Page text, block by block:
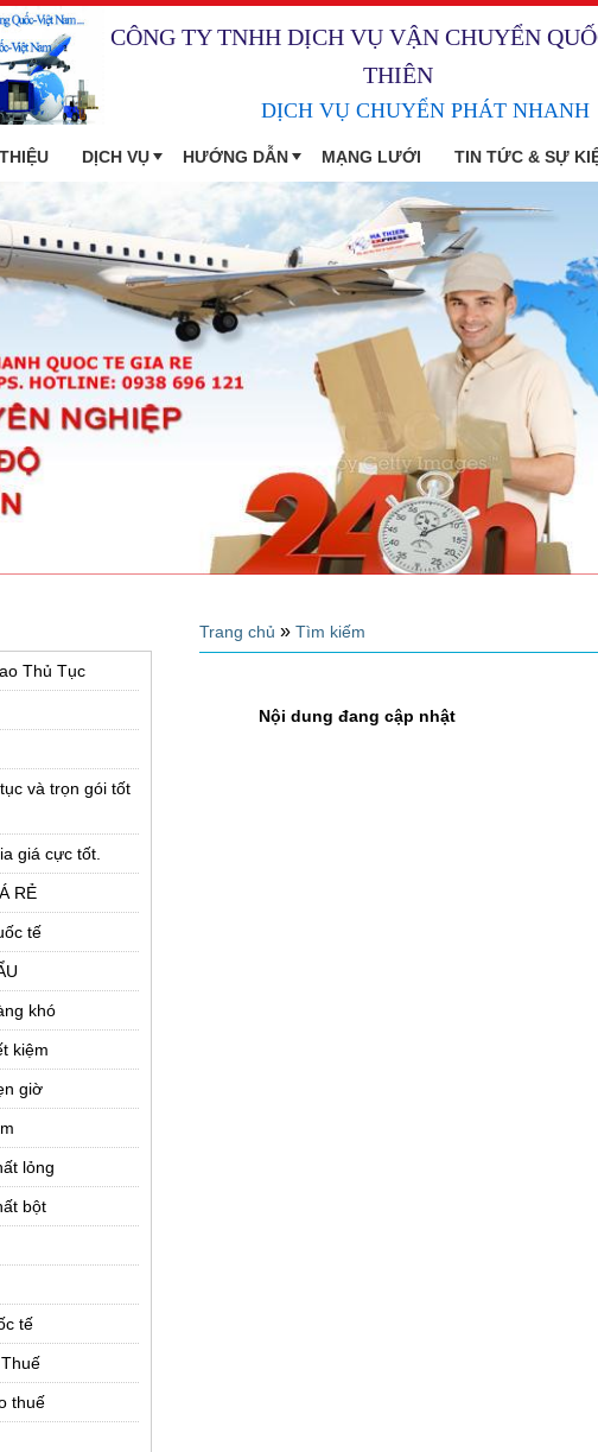
CÔNG TY TNHH DỊCH VỤ VẬN CHUYỂN
THIÊN
DỊCH VỤ CHUYỂN PHÁT NHANH
DỊCH VỤ HƯỚNG DẪN MẠNG LƯỚI TIN TỨC & SỰ
Trang chủ » Tìm kiếm
Nội dung đang cập nhật
Thủ Tục
và trọn gói tốt
giá cực tốt.
RẺ
tế
khó
kiệm
giờ
lỏng
bột
tế
thuế